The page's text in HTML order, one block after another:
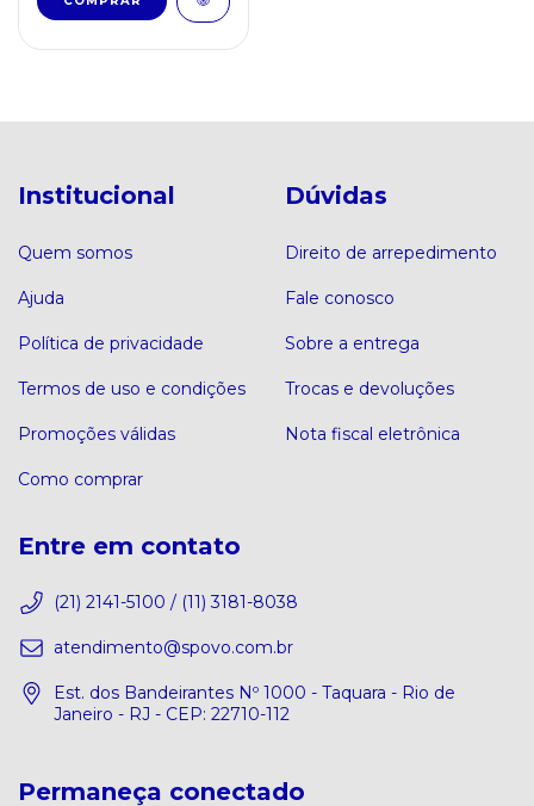
Institucional
Quem somos
Ajuda
Política de privacidade
Termos de uso e condições
Promoções válidas
Como comprar
Dúvidas
Direito de arrepedimento
Fale conosco
Sobre a entrega
Trocas e devoluções
Nota fiscal eletrônica
Entre em contato
(21) 2141-5100 / (11) 3181-8038
atendimento@spovo.com.br
Est. dos Bandeirantes Nº 1000 - Taquara - Rio de
Janeiro - RJ - CEP: 22710-112
Permaneça conectado